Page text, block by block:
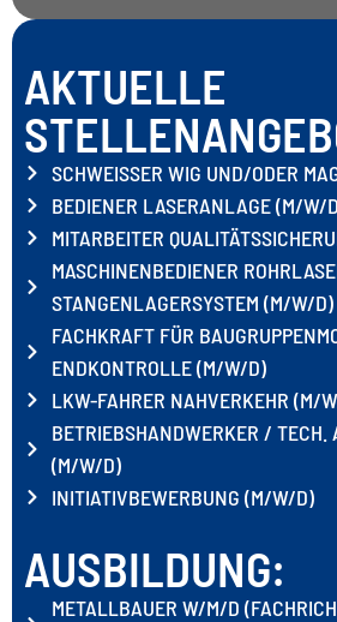
AKTUELLE
SCHWEISSER WIG UND/ODER
BEDIENER LASERANLAGE (M/W/
MITARBEITER
MASCHINENBEDIENER
STANGENLAGERSYSTEM (M/W/D)
FACHKRAFT FÜR
ENDKONTROLLE (M/W/D)
LKW-FAHRER NAHVERKEHR (M/
BETRIEBSHANDWERKER / TECH.
(M/W/D)
INITIATIVBEWERBUNG (M/W/D)
AUSBILDUNG:
METALLBAUER W/M/D